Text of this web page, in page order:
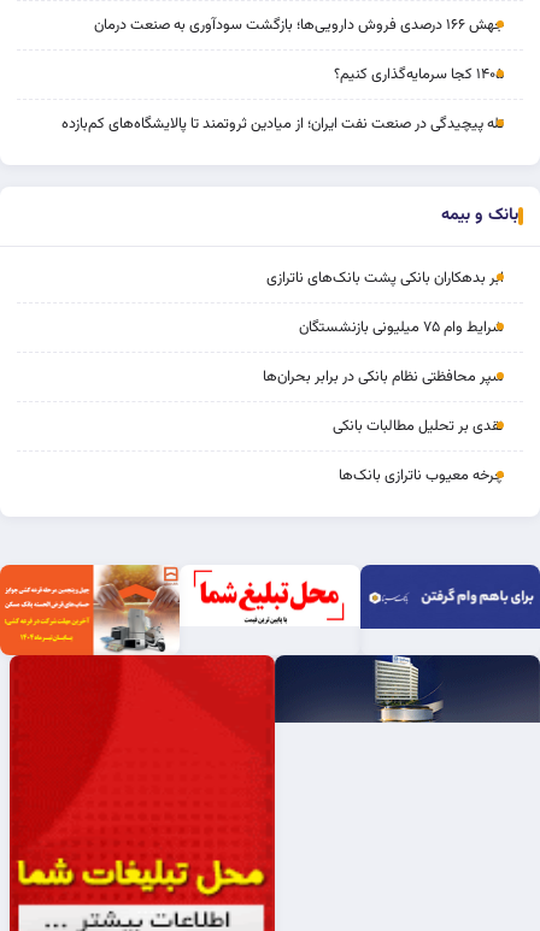
جهش ۱۶۶ درصدی فروش دارویی‌ها؛ بازگشت سودآوری به صنعت درمان
۱۴۰۵ کجا سرمایه‌گذاری کنیم؟
تله پیچیدگی در صنعت نفت ایران؛ از میادین ثروتمند تا پالایشگاه‌های کم‌بازده
بانک و بیمه
ابر بدهکاران بانکی پشت بانک‌های ناترازی
شرایط وام ۷۵ میلیونی بازنشستگان
سپر محافظتی نظام بانکی در برابر بحران‌ها
نقدی بر تحلیل مطالبات بانکی
چرخه‌ معیوب ناترازی بانک‌ها